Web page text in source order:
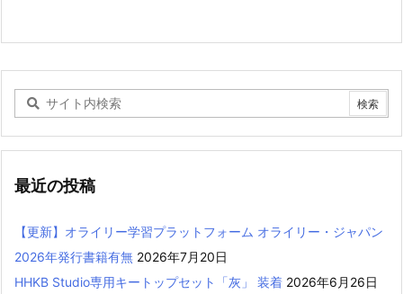
最近の投稿
【更新】オライリー学習プラットフォーム オライリー・ジャパン
2026年発行書籍有無 2026年7月20日
HHKB Studio専用キートップセット「灰」 装着 2026年6月26日